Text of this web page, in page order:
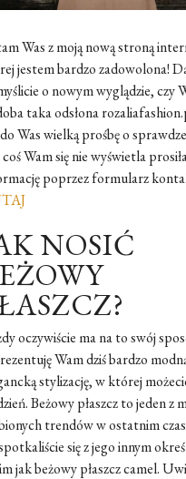
Was z moją nową stroną
jestem bardzo zadowolona!
o nowym wyglądzie, czy
taka odsłona
Was wielką prośbę o
coś Wam się nie wyświetla
poprzez formularz
NOSIĆ
oczywiście ma na to swój
Wam dziś bardzo
stylizację, w której
Beżowy płaszcz to jeden z
trendów w ostatnim
się z jego innym
jak beżowy płaszcz camel.